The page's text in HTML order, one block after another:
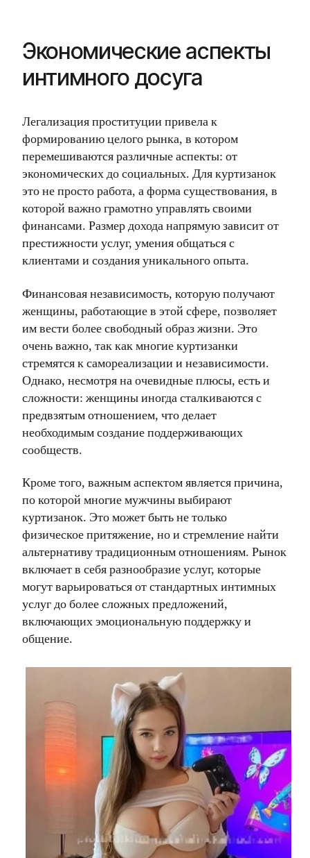
Экономические аспекты
интимного досуга
Легализация проституции привела к
формированию целого рынка, в котором
перемешиваются различные аспекты: от
экономических до социальных. Для куртизанок
это не просто работа, а форма существования, в
которой важно грамотно управлять своими
финансами. Размер дохода напрямую зависит от
престижности услуг, умения общаться с
клиентами и создания уникального опыта.
Финансовая независимость, которую получают
женщины, работающие в этой сфере, позволяет
им вести более свободный образ жизни. Это
очень важно, так как многие куртизанки
стремятся к самореализации и независимости.
Однако, несмотря на очевидные плюсы, есть и
сложности: женщины иногда сталкиваются с
предвзятым отношением, что делает
необходимым создание поддерживающих
сообществ.
Кроме того, важным аспектом является причина,
по которой многие мужчины выбирают
куртизанок. Это может быть не только
физическое притяжение, но и стремление найти
альтернативу традиционным отношениям. Рынок
включает в себя разнообразие услуг, которые
могут варьироваться от стандартных интимных
услуг до более сложных предложений,
включающих эмоциональную поддержку и
общение.